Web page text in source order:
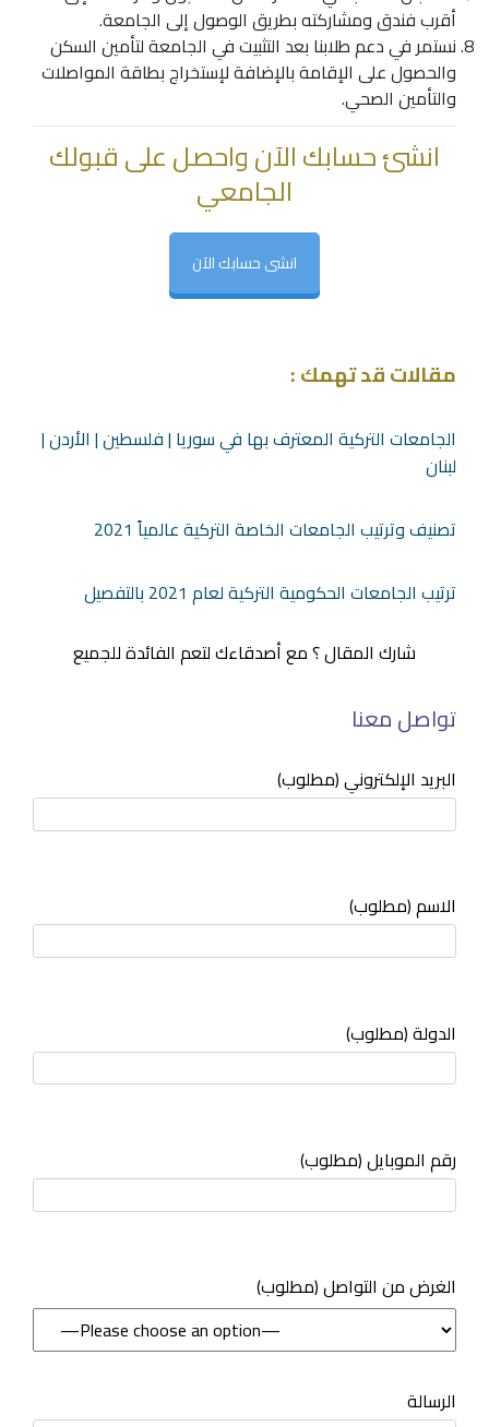
أقرب فندق ومشاركته بطريق الوصول إلى الجامعة.
نستمر في دعم طلابنا بعد التثبيت في الجامعة لتأمين السكن
والحصول على الإقامة بالإضافة لإستخراج بطاقة المواصلات
والتأمين الصحي.
انشئ حسابك الآن واحصل على قبولك
الجامعي
انشى حسابك الآن
مقالات قد تهمك :
الجامعات التركية المعترف بها في سوريا | فلسطين | الأردن |
لبنان
تصنيف وترتيب الجامعات الخاصة التركية عالمياً 2021
ترتيب الجامعات الحكومية التركية لعام 2021 بالتفصيل
شارك المقال ؟ مع أصدقاءك لتعم الفائدة للجميع
تواصل معنا
البريد الإلكتروني (مطلوب)
الاسم (مطلوب)
الدولة (مطلوب)
رقم الموبايل (مطلوب)
(مطلوب) الغرض من التواصل
الرسالة